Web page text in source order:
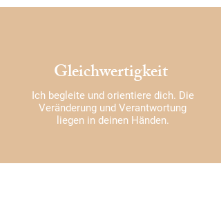
Gleichwertigkeit
Ich begleite und orientiere dich. Die
Veränderung und Verantwortung
liegen in deinen Händen.